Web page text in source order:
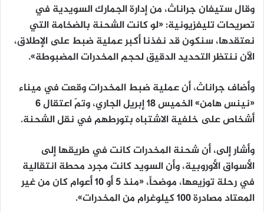
وقال ستيفان جراناث، من إدارة الجمارك السويدية في
تصريحات تليفزيونية: «لو كانت الشحنة بالضخامة التي
نعتقدها، سنكون قد نفذنا أكبر عملية ضبط على الإطلاق،
الآن ننتظر التحديد الدقيق لحجم المخدرات المضبوطة».
وأضاف جراناث، أن عملية ضبط المخدرات وقعت في ميناء
«نينس هامن» الخميس 18 إبريل الجاري، وتمّ اعتقال 6
أشخاص على خلفية الاشتباه بتورطهم في نقل الشحنة.
وأشار إلى، أن شحنة المخدرات كانت في طريقها إلى
الأسواق الأوروبية، وأن السويد كانت مجرد محطة انتقالية
في رحلة توزيعها، موضحاً، «منذ 5 أو 10 أعوام كان من غير
المعتاد مصادرة 100 كيلوغرام من المخدرات».